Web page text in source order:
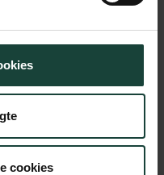
cookies
hjem til sin mor og
sit kæreste eje …